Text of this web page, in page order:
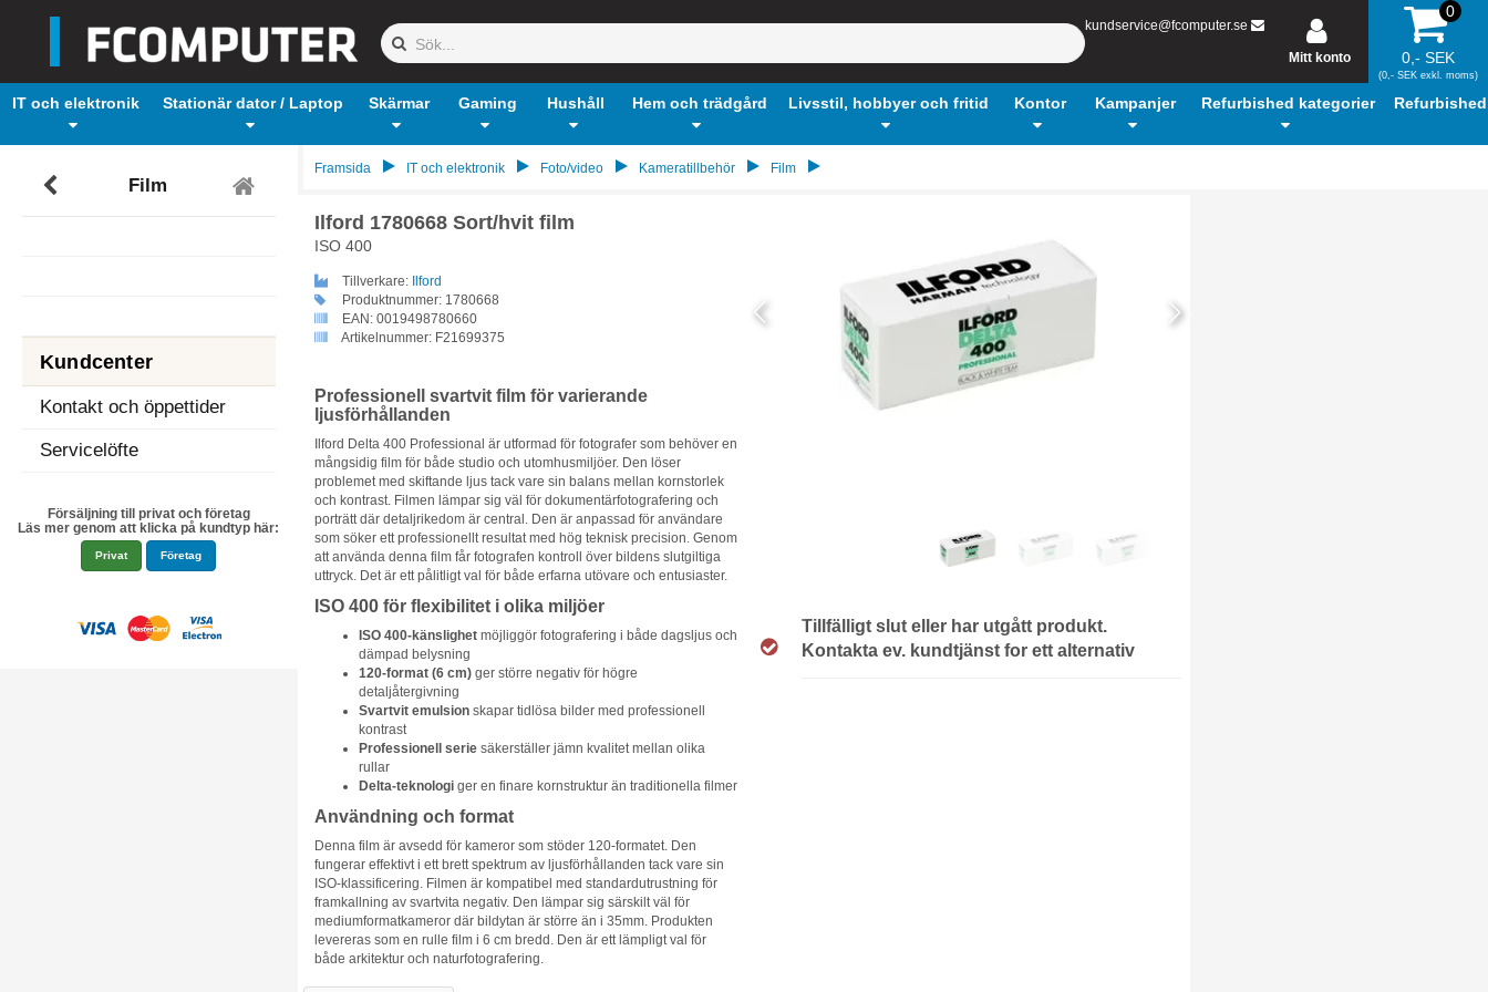
kundservice@fcomputer.se
Mitt konto
0
0,- SEK
(0,- SEK exkl. moms)
IT och elektronik Stationär dator / Laptop Skärmar Gaming Hushåll Hem och trädgård Livsstil, hobbyer och fritid Kontor Kampanjer Refurbished kategorier Refurbished
Film
Kundcenter
Kontakt och öppettider
Servicelöfte
Försäljning till privat och företag
Läs mer genom att klicka på kundtyp här:
Privat Företag
Framsida IT och elektronik Foto/video Kameratillbehör Film
Ilford 1780668 Sort/hvit film
ISO 400
Tillverkare:
Ilford
Produktnummer: 1780668
EAN: 0019498780660
Artikelnummer: F21699375
Professionell svartvit film för varierande
ljusförhållanden
Ilford Delta 400 Professional är utformad för fotografer som behöver en
mångsidig film för både studio och utomhusmiljöer. Den löser
problemet med skiftande ljus tack vare sin balans mellan kornstorlek
och kontrast. Filmen lämpar sig väl för dokumentärfotografering och
porträtt där detaljrikedom är central. Den är anpassad för användare
som söker ett professionellt resultat med hög teknisk precision. Genom
att använda denna film får fotografen kontroll över bildens slutgiltiga
uttryck. Det är ett pålitligt val för både erfarna utövare och entusiaster.
ISO 400 för flexibilitet i olika miljöer
ISO 400-känslighetmöjliggör fotografering i både dagsljus och
dämpad belysning
120-format (6 cm)ger större negativ för högre
detaljåtergivning
Svartvit emulsionskapar tidlösa bilder med professionell
kontrast
Professionell seriesäkerställer jämn kvalitet mellan olika
rullar
Delta-teknologiger en finare kornstruktur än traditionella filmer
Användning och format
Denna film är avsedd för kameror som stöder 120-formatet. Den
fungerar effektivt i ett brett spektrum av ljusförhållanden tack vare sin
ISO-klassificering. Filmen är kompatibel med standardutrustning för
framkallning av svartvita negativ. Den lämpar sig särskilt väl för
mediumformatkameror där bildytan är större än i 35mm. Produkten
levereras som en rulle film i 6 cm bredd. Den är ett lämpligt val för
både arkitektur och naturfotografering.
Tillfälligt slut eller har utgått produkt.
Kontakta ev. kundtjänst for ett alternativ